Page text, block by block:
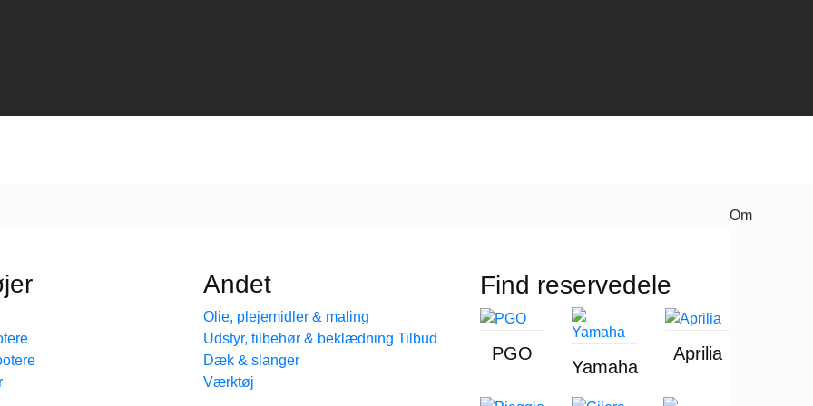
Andet
Olie, plejemidler & maling
Udstyr, tilbehør & beklædning
Dæk & slanger
Værktøj
Find reservedele
PGO
Yamaha
Aprilia
Om